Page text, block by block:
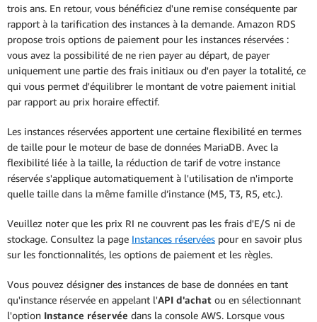
trois ans. En retour, vous bénéficiez d'une remise conséquente par
rapport à la tarification des instances à la demande. Amazon RDS
propose trois options de paiement pour les instances réservées :
vous avez la possibilité de ne rien payer au départ, de payer
uniquement une partie des frais initiaux ou d'en payer la totalité, ce
qui vous permet d'équilibrer le montant de votre paiement initial
par rapport au prix horaire effectif.
Les instances réservées apportent une certaine flexibilité en termes
de taille pour le moteur de base de données MariaDB. Avec la
flexibilité liée à la taille, la réduction de tarif de votre instance
réservée s'applique automatiquement à l'utilisation de n'importe
quelle taille dans la même famille d’instance (M5, T3, R5, etc.).
Veuillez noter que les prix RI ne couvrent pas les frais d'E/S ni de
stockage. Consultez la page Instances réservées pour en savoir plus
sur les fonctionnalités, les options de paiement et les règles.
Vous pouvez désigner des instances de base de données en tant
qu'instance réservée en appelant l'API d'achat ou en sélectionnant
l'option Instance réservée dans la console AWS. Lorsque vous